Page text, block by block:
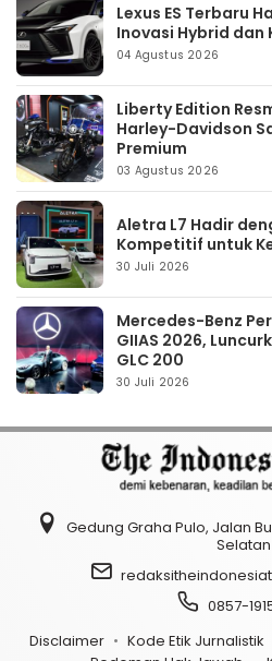
Lexus ES Terbaru
Inovasi Hybrid dan
04 Agustus 2026
Liberty Edition
Harley-Davidson
Premium
03 Agustus 2026
Aletra L7 Hadir
Kompetitif untuk
30 Juli 2026
Mercedes-Benz
GIIAS 2026,
GLC 200
30 Juli 2026
Gedung Graha Pulo, Jalan
Selatan
0857-
Disclaimer
Kode Etik Jurnalistik